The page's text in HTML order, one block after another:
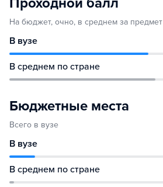
На бюджет, очно, в среднем за предмет
В вузе
В среднем по стране
Бюджетные места
Всего в вузе
В вузе
В среднем по стране